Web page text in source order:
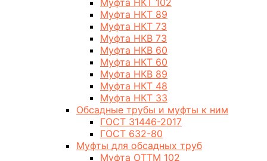
Муфта НКТ 102
Муфта НКТ 89
Муфта НКТ 73
Муфта НКВ 73
Муфта НКВ 60
Муфта НКТ 60
Муфта НКВ 89
Муфта НКТ 48
Муфта НКТ 33
Обсадные трубы и муфты к ним
ГОСТ 31446-2017
ГОСТ 632-80
Муфты для обсадных труб
Муфта ОТТМ 102